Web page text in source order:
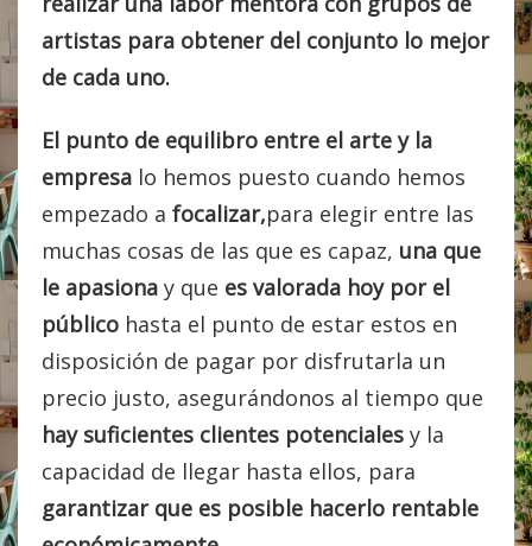
artistas para obtener del conjunto lo mejor
de cada uno.
El punto de equilibro entre el arte y la
empresa lo hemos puesto cuando hemos
empezado a focalizar,para elegir entre las
muchas cosas de las que es capaz, una que
le apasiona y que es valorada hoy por el
público hasta el punto de estar estos en
disposición de pagar por disfrutarla un
precio justo, asegurándonos al tiempo que
hay suficientes clientes potenciales y la
capacidad de llegar hasta ellos, para
garantizar que es posible hacerlo rentable